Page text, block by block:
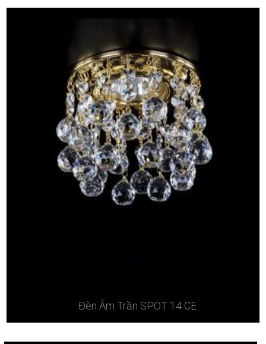
Đèn Âm Trần SPOT 14 CE